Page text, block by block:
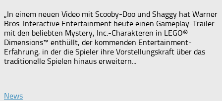
„In einem neuen Video mit Scooby-Doo und Shaggy hat Warner
Bros. Interactive Entertainment heute einen Gameplay-Trailer
mit den beliebten Mystery, Inc.-Charakteren in LEGO®
Dimensions™ enthüllt, der kommenden Entertainment-
Erfahrung, in der die Spieler ihre Vorstellungskraft über das
traditionelle Spielen hinaus erweitern...
News